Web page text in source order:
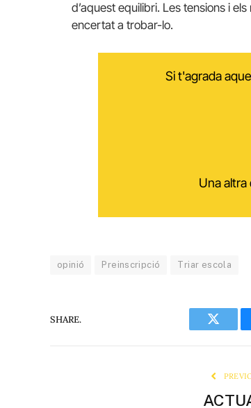
d’aquest equilibri. Les tensions i
encertat a trobar-lo.
Si t'agrada
Una
opinió Preinscripció Triar escola
SHARE.
Twitter